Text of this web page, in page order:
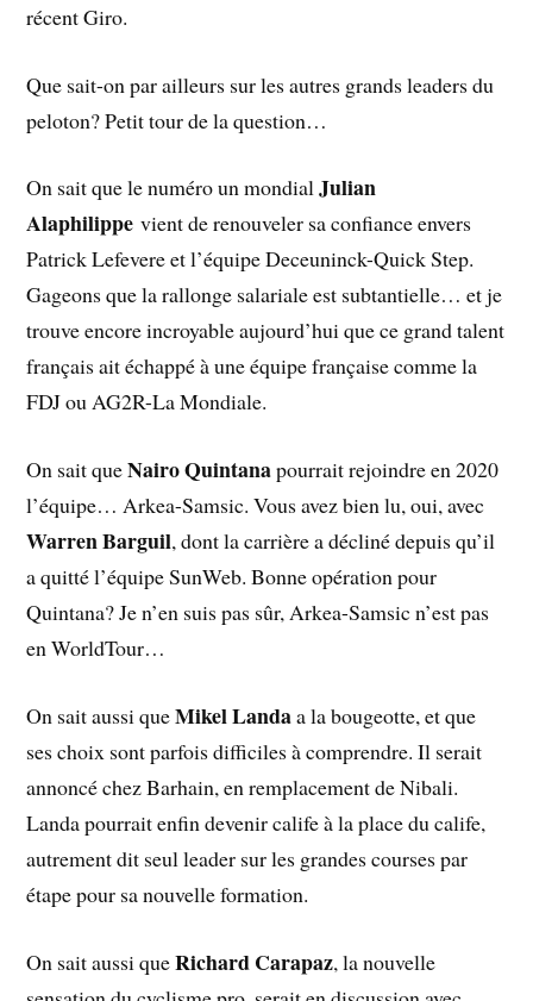
récent Giro.
Que sait-on par ailleurs sur les autres grands leaders du
peloton? Petit tour de la question…
On sait que le numéro un mondialJulian
Alaphilippe vient de renouveler sa confiance envers
Patrick Lefevere et l’équipe Deceuninck-Quick Step.
Gageons que la rallonge salariale est subtantielle… et je
trouve encore incroyable aujourd’hui que ce grand talent
français ait échappé à une équipe française comme la
FDJ ou AG2R-La Mondiale.
On sait queNairo Quintanapourrait rejoindre en 2020
l’équipe… Arkea-Samsic. Vous avez bien lu, oui, avec
Warren Barguil, dont la carrière a décliné depuis qu’il
a quitté l’équipe SunWeb. Bonne opération pour
Quintana? Je n’en suis pas sûr, Arkea-Samsic n’est pas
en WorldTour…
On sait aussi queMikel Landaa la bougeotte, et que
ses choix sont parfois difficiles à comprendre. Il serait
annoncé chez Barhain, en remplacement de Nibali.
Landa pourrait enfin devenir calife à la place du calife,
autrement dit seul leader sur les grandes courses par
étape pour sa nouvelle formation.
On sait aussi queRichard Carapaz, la nouvelle